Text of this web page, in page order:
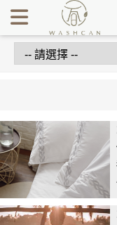
Washcan 瓦士肯｜台